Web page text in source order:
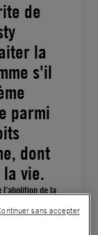
de
la
s'il
parmi
dont
vie.
l’abolition de la
sans accepter